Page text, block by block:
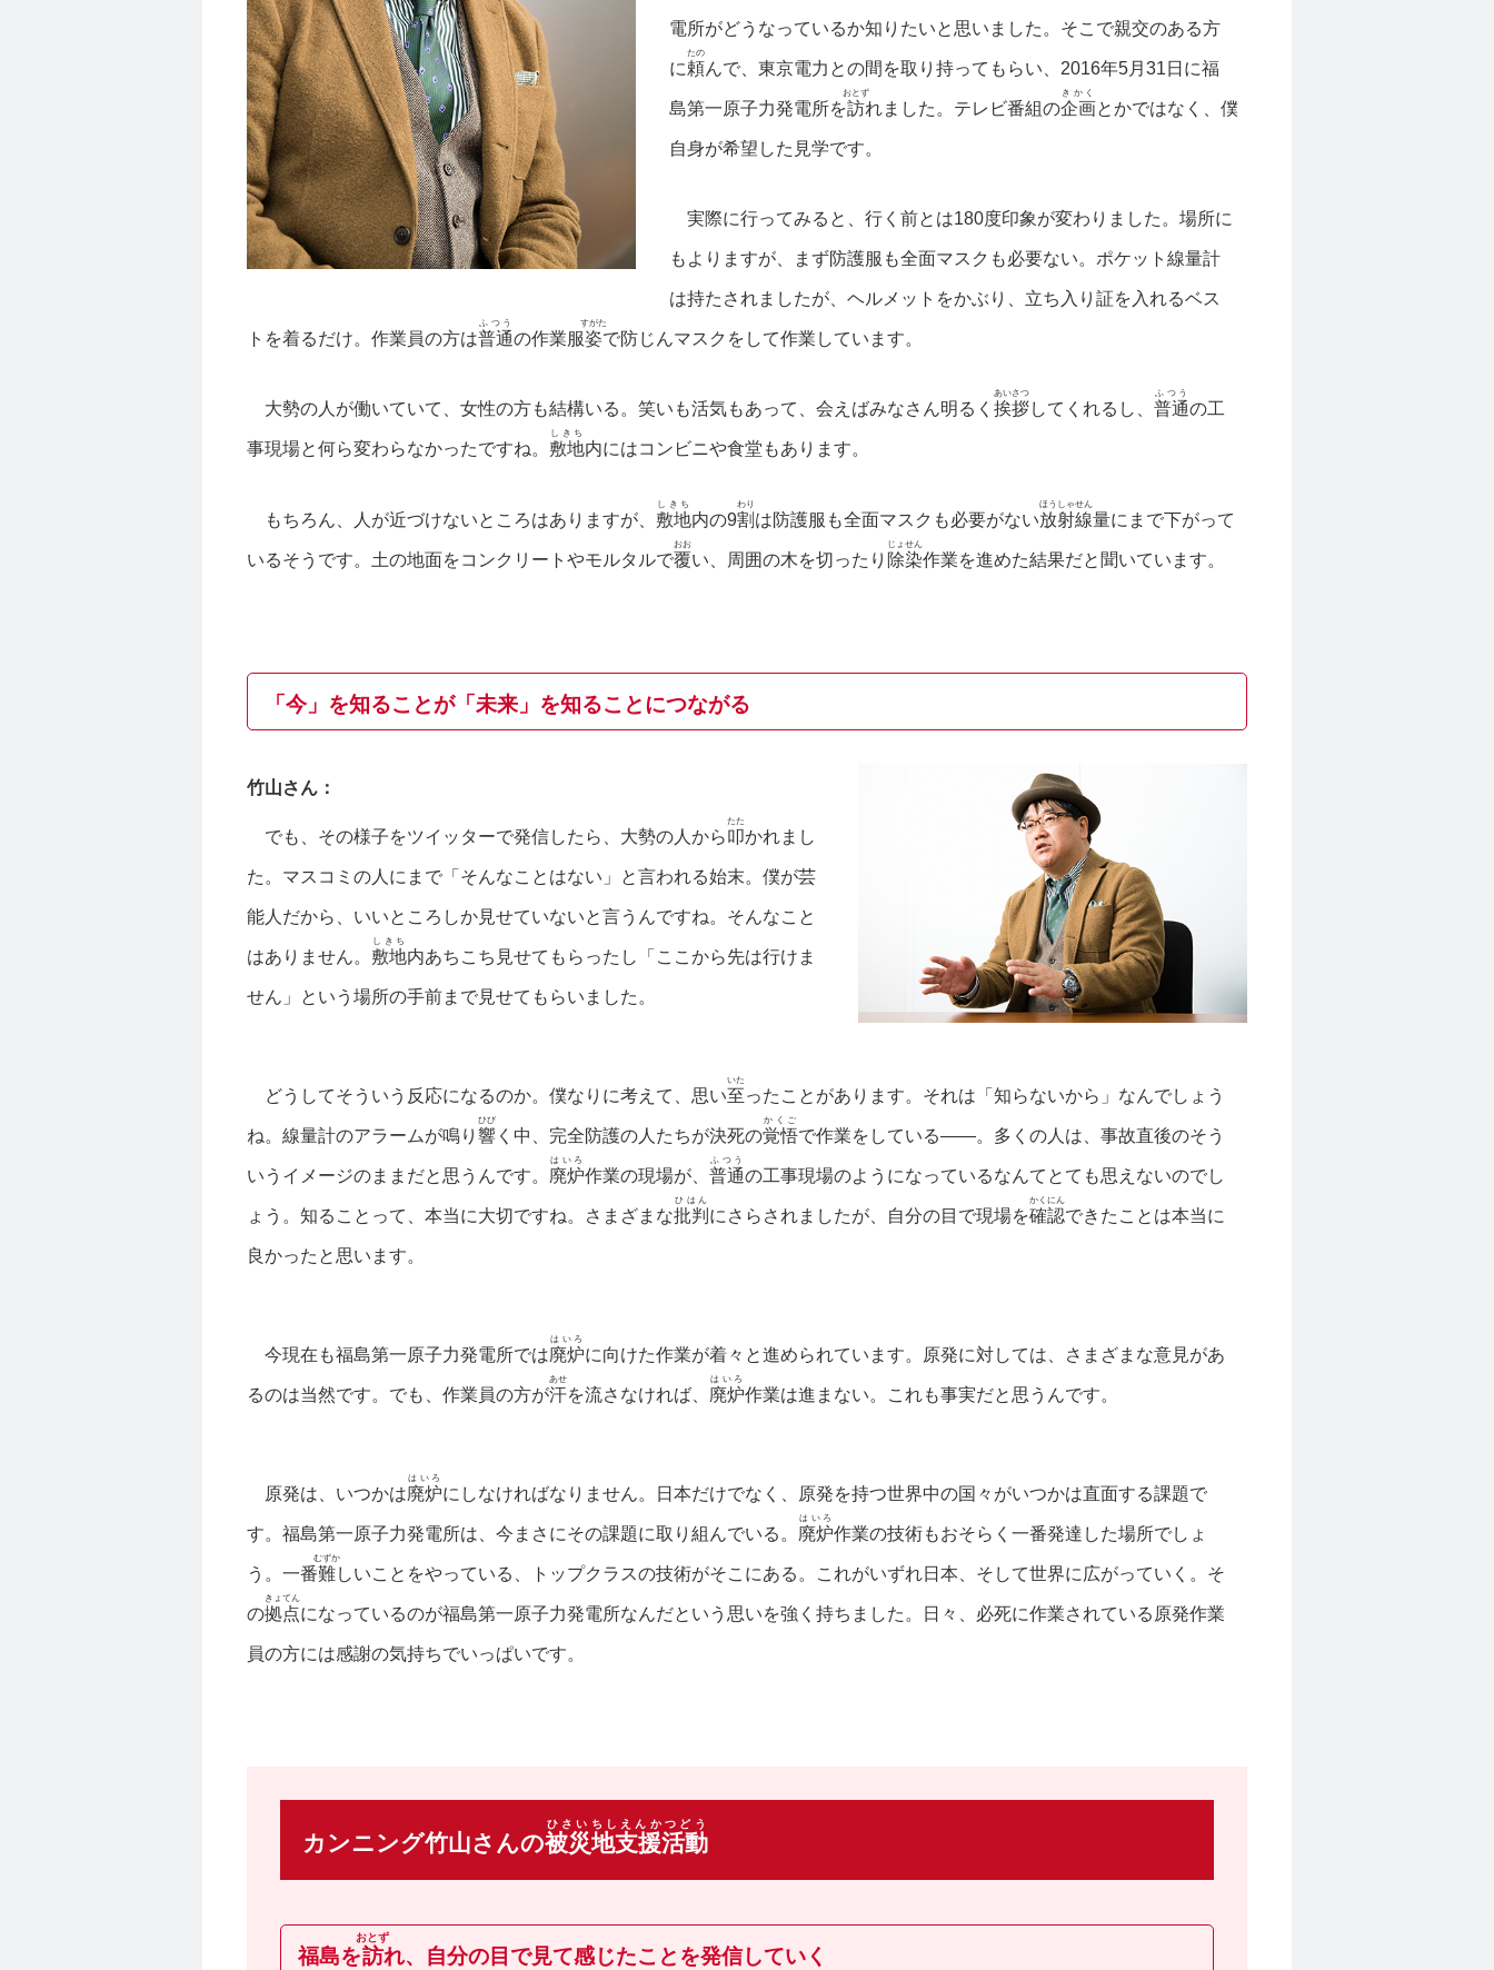
電所がどうなっているか知りたいと思いました。そこで親交のある方
に頼
たの
んで、東京電力との間を取り持ってもらい、2016年5月31日に福
島第一原子力発電所を訪
おとず
れました。テレビ番組の企画
きかく
とかではなく、僕
自身が希望した見学です。
実際に行ってみると、行く前とは180度印象が変わりました。場所に
もよりますが、まず防護服も全面マスクも必要ない。ポケット線量計
は持たされましたが、ヘルメットをかぶり、立ち入り証を入れるベス
トを着るだけ。作業員の方は普通
ふつう
の作業服姿
すがた
で防じんマスクをして作業しています。
大勢の人が働いていて、女性の方も結構いる。笑いも活気もあって、会えばみなさん明るく 挨拶
あいさつ
してくれるし、 普通
ふつう
の工
事現場と何ら変わらなかったですね。 敷地
しきち
内にはコンビニや食堂もあります。
もちろん、人が近づけないところはありますが、 敷地
しきち
内の9割
わり
は防護服も全面マスクも必要がない放射線
ほうしゃせん
量にまで下がって
いるそうです。土の地面をコンクリートやモルタルで覆
おお
い、周囲の木を切ったり 除染
じょせん
作業を進めた結果だと聞いています。
「今」を知ることが「未来」を知ることにつながる
竹山さん：
でも、その様子をツイッターで発信したら、大勢の人から叩
たた
かれまし
た。マスコミの人にまで「そんなことはない」と言われる始末。僕が芸
能人だから、いいところしか見せていないと言うんですね。そんなこと
はありません。 敷地
しきち
内あちこち見せてもらったし「ここから先は行けま
せん」という場所の手前まで見せてもらいました。
どうしてそういう反応になるのか。僕なりに考えて、思い至
いた
ったことがあります。それは「知らないから」なんでしょう
ね。線量計のアラームが鳴り 響
ひび
く中、完全防護の人たちが決死の覚悟
かくご
で作業をしている――。多くの人は、事故直後のそう
いうイメージのままだと思うんです。 廃炉
はいろ
作業の現場が、 普通
ふつう
の工事現場のようになっているなんてとても思えないのでし
ょう。知ることって、本当に大切ですね。さまざまな批判
ひはん
にさらされましたが、自分の目で現場を確認
かくにん
できたことは本当に
良かったと思います。
今現在も福島第一原子力発電所では廃炉
はいろ
に向けた作業が着々と進められています。原発に対しては、さまざまな意見があ
るのは当然です。でも、作業員の方が汗
あせ
を流さなければ、 廃炉
はいろ
作業は進まない。これも事実だと思うんです。
原発は、いつかは廃炉
はいろ
にしなければなりません。日本だけでなく、原発を持つ世界中の国々がいつかは直面する課題で
す。福島第一原子力発電所は、今まさにその課題に取り組んでいる。 廃炉
はいろ
作業の技術もおそらく一番発達した場所でしょ
う。一番難
むずか
しいことをやっている、トップクラスの技術がそこにある。これがいずれ日本、そして世界に広がっていく。そ
の拠点
きょてん
になっているのが福島第一原子力発電所なんだという思いを強く持ちました。日々、必死に作業されている原発作業
員の方には感謝の気持ちでいっぱいです。
カンニング竹山さんの被災地支援活動
ひさいちしえんかつどう
福島を訪
おとず
れ、自分の目で見て感じたことを発信していく